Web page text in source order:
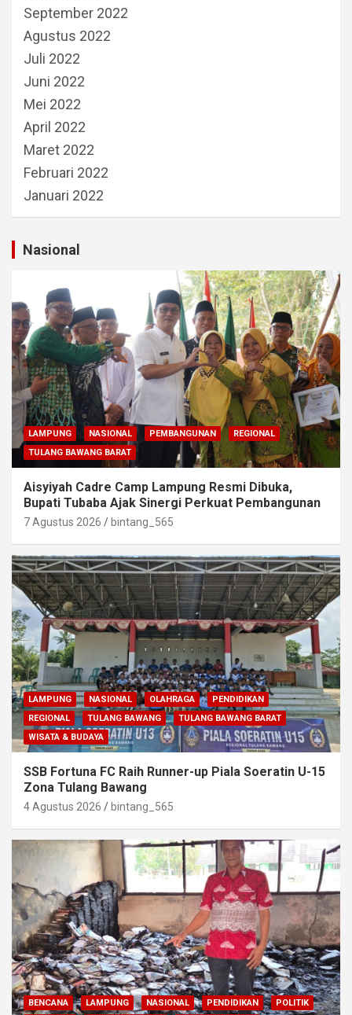
September 2022
Agustus 2022
Juli 2022
Juni 2022
Mei 2022
April 2022
Maret 2022
Februari 2022
Januari 2022
Nasional
LAMPUNG NASIONAL PEMBANGUNAN
REGIONAL
TULANG BAWANG BARAT
Aisyiyah Cadre Camp Lampung Resmi Dibuka,
Bupati Tubaba Ajak Sinergi Perkuat Pembangunan
7 Agustus 2026 bintang_565
LAMPUNG NASIONAL OLAHRAGA
PENDIDIKAN
REGIONAL
TULANG BAWANG
TULANG BAWANG BARAT
WISATA & BUDAYA
SSB Fortuna FC Raih Runner-up Piala Soeratin U-15
Zona Tulang Bawang
4 Agustus 2026 bintang_565
BENCANA LAMPUNG NASIONAL PENDIDIKAN
POLITIK